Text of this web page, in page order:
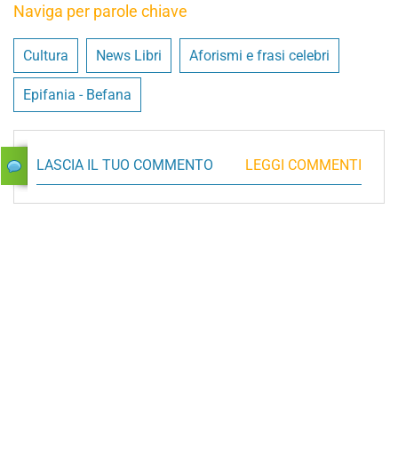
Naviga per parole chiave
Cultura News Libri Aforismi e frasi celebri
Epifania - Befana
LASCIA IL TUO COMMENTO LEGGI COMMENTI